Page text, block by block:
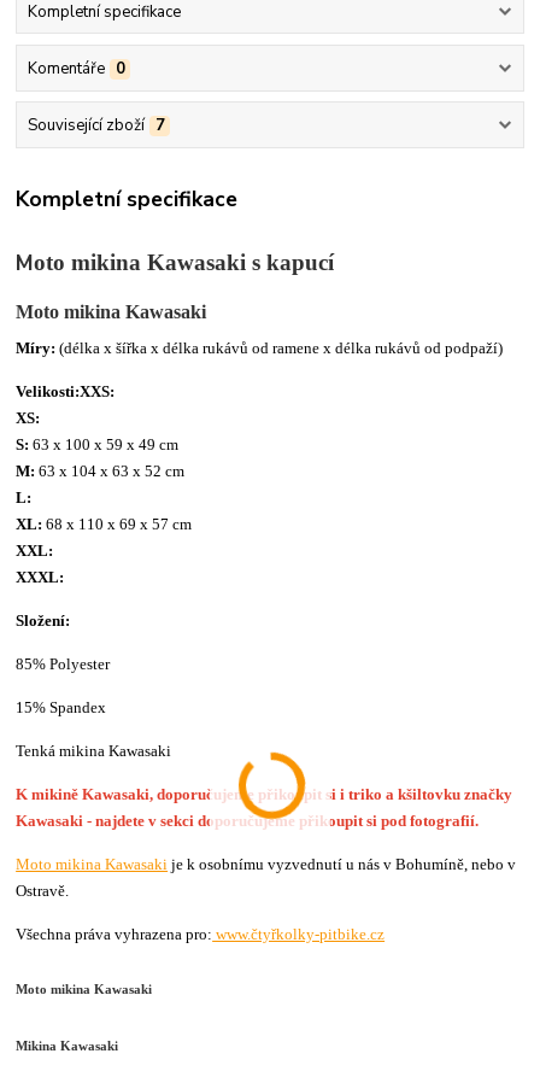
Kompletní specifikace
Komentáře 0
Související zboží 7
Kompletní specifikace
Moto mikina Kawasaki s kapucí
Moto mikina Kawasaki
Míry: (délka x šířka x délka rukávů od ramene x délka rukávů od podpaží)
Velikosti:XXS:
XS:
S:63 x 100 x 59 x 49 cm
M:63 x 104 x 63 x 52 cm
L:
XL:68 x 110 x 69 x 57 cm
XXL:
XXXL:
Složení:
85% Polyester
15% Spandex
Tenká mikina Kawasaki
K mikině Kawasaki, doporučujeme přikoupit si i triko a kšiltovku značky
Kawasaki - najdete v sekci doporučujeme přikoupit si pod fotografií.
Moto mikina Kawasaki je k osobnímu vyzvednutí u nás v Bohumíně, nebo v
Ostravě.
Všechna práva vyhrazena pro: www.čtyřkolky-pitbike.cz
Moto mikina Kawasaki
Mikina Kawasaki